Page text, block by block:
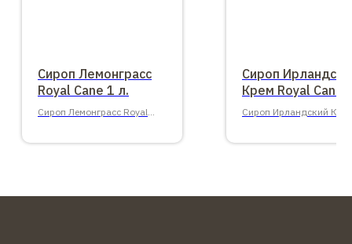
Сироп Лемонграсс
Royal Cane 1 л.
Сироп Лемонграсс Royal
Сироп
Крем Royal Cane
Сироп Ирландский